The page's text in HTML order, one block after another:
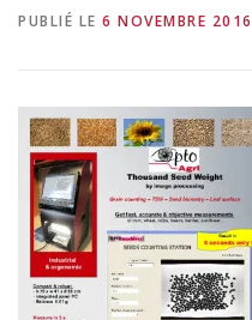
PUBLIÉ LE 6 NOVEMBRE 2016